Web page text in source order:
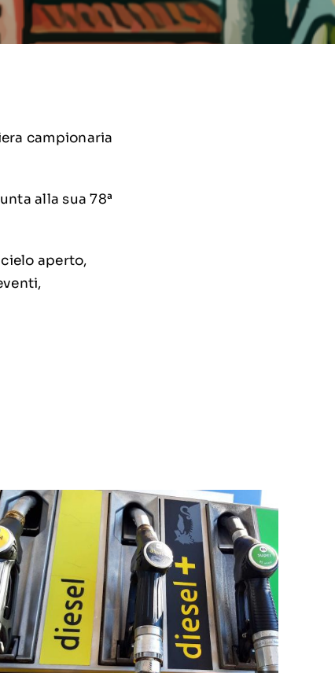
campionaria
alla sua 78ª
aperto,